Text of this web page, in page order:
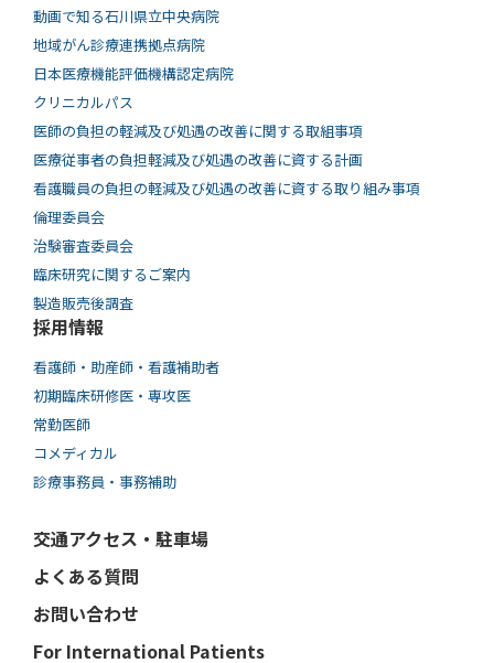
動画で知る⽯川県⽴中央病院
地域がん診療連携拠点病院
日本医療機能評価機構認定病院
クリニカルパス
医師の負担の軽減及び処遇の改善に関する取組事項
医療従事者の負担軽減及び処遇の改善に資する計画
看護職員の負担の軽減及び処遇の改善に資する取り組み事項
倫理委員会
治験審査委員会
臨床研究に関するご案内
製造販売後調査
採用情報
看護師・助産師・看護補助者
初期臨床研修医・専攻医
常勤医師
コメディカル
診療事務員・事務補助
交通アクセス・駐車場
よくある質問
お問い合わせ
For International Patients